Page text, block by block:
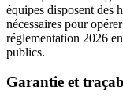
équipes disposent des
nécessaires pour
réglementation 2026
publics.
Garantie et